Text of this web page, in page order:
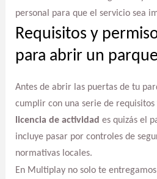
personal para que el servicio sea
Requisitos y
para abrir un
Antes de abrir las puertas de tu
cumplir con una serie de
licencia de actividad es quizás el
incluye pasar por controles de
normativas locales.
En Multiplay no solo te